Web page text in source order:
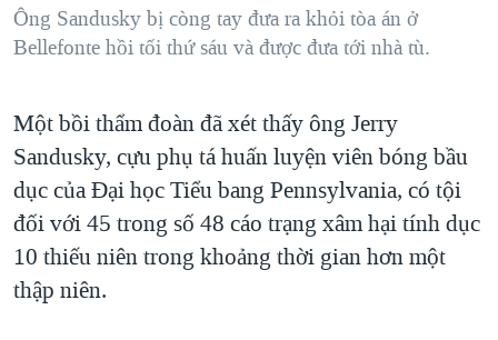
SỨC KHOẺ
THỂ THAO
GIÁO DỤC
NGÀY TỊ NẠN THẾ GIỚI
TRỊNH VĨNH BÌNH - NGƯỜI HẠ 'BÊN THẮNG CUỘC'
CHI PHÍ CHIẾN TRANH AFGHANISTAN
CÁC GIÁ TRỊ CỘNG HÒA Ở VIỆT NAM
THƯỢNG ĐỈNH TRUMP-KIM TẠI VIỆT NAM
TRỊNH VĨNH BÌNH VS. CHÍNH PHỦ VIỆT NAM
NGƯ DÂN VIỆT VÀ LÀN SÓNG TRỘM HẢI SÂM
Ông Sandusky bị còng tay đưa ra khỏi tòa án ở
Bellefonte hồi tối thứ sáu và được đưa tới nhà tù.
Một bồi thẩm đoàn đã xét thấy ông Jerry
Sandusky, cựu phụ tá huấn luyện viên bóng bầu
dục của Đại học Tiểu bang Pennsylvania, có tội
đối với 45 trong số 48 cáo trạng xâm hại tính dục
10 thiếu niên trong khoảng thời gian hơn một
thập niên.